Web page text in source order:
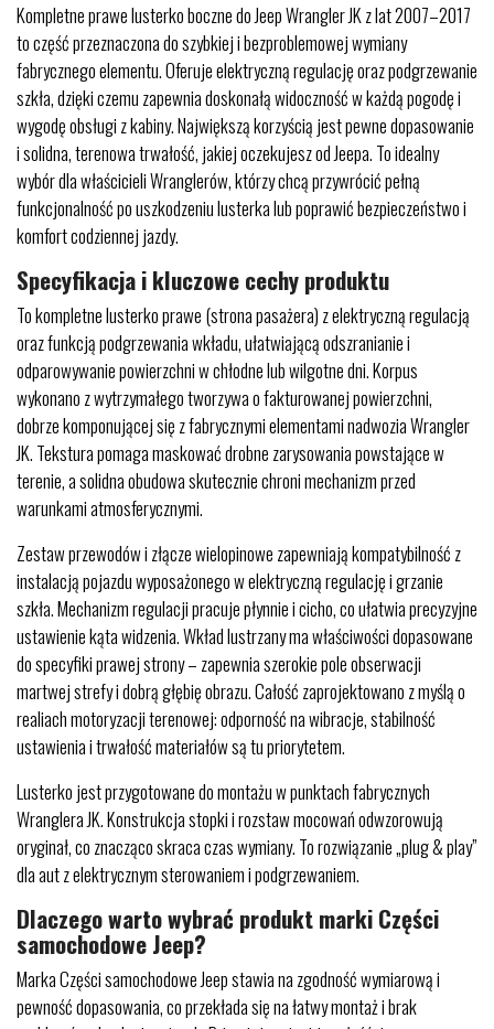
Kompletne prawe lusterko boczne do Jeep Wrangler JK z lat 2007–2017
to część przeznaczona do szybkiej i bezproblemowej wymiany
fabrycznego elementu. Oferuje elektryczną regulację oraz podgrzewanie
szkła, dzięki czemu zapewnia doskonałą widoczność w każdą pogodę i
wygodę obsługi z kabiny. Największą korzyścią jest pewne dopasowanie
i solidna, terenowa trwałość, jakiej oczekujesz od Jeepa. To idealny
wybór dla właścicieli Wranglerów, którzy chcą przywrócić pełną
funkcjonalność po uszkodzeniu lusterka lub poprawić bezpieczeństwo i
komfort codziennej jazdy.
Specyfikacja i kluczowe cechy produktu
To kompletne lusterko prawe (strona pasażera) z elektryczną regulacją
oraz funkcją podgrzewania wkładu, ułatwiającą odszranianie i
odparowywanie powierzchni w chłodne lub wilgotne dni. Korpus
wykonano z wytrzymałego tworzywa o fakturowanej powierzchni,
dobrze komponującej się z fabrycznymi elementami nadwozia Wrangler
JK. Tekstura pomaga maskować drobne zarysowania powstające w
terenie, a solidna obudowa skutecznie chroni mechanizm przed
warunkami atmosferycznymi.
Zestaw przewodów i złącze wielopinowe zapewniają kompatybilność z
instalacją pojazdu wyposażonego w elektryczną regulację i grzanie
szkła. Mechanizm regulacji pracuje płynnie i cicho, co ułatwia precyzyjne
ustawienie kąta widzenia. Wkład lustrzany ma właściwości dopasowane
do specyfiki prawej strony – zapewnia szerokie pole obserwacji
martwej strefy i dobrą głębię obrazu. Całość zaprojektowano z myślą o
realiach motoryzacji terenowej: odporność na wibracje, stabilność
ustawienia i trwałość materiałów są tu priorytetem.
Lusterko jest przygotowane do montażu w punktach fabrycznych
Wranglera JK. Konstrukcja stopki i rozstaw mocowań odwzorowują
oryginał, co znacząco skraca czas wymiany. To rozwiązanie „plug & play”
dla aut z elektrycznym sterowaniem i podgrzewaniem.
Dlaczego warto wybrać produkt marki Części
samochodowe Jeep?
Marka Części samochodowe Jeep stawia na zgodność wymiarową i
pewność dopasowania, co przekłada się na łatwy montaż i brak